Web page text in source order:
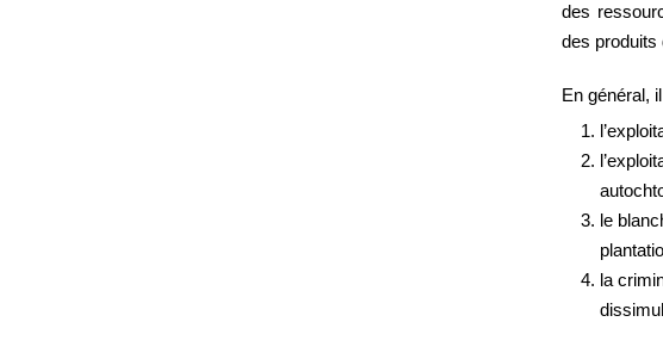
des
des produits
En général,
le
la